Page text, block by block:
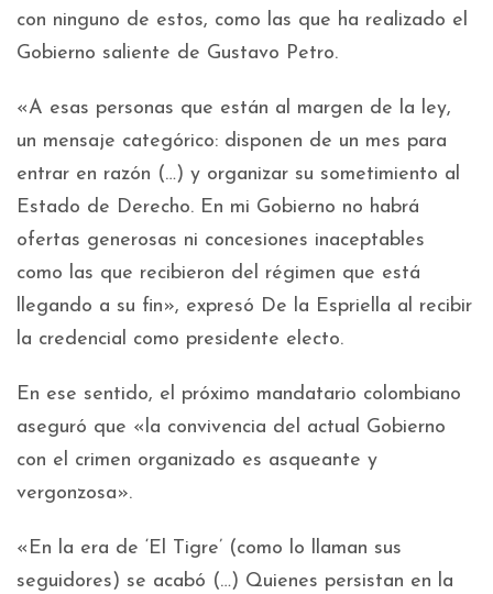
con ninguno de estos, como las que ha realizado el
Gobierno saliente de Gustavo Petro.
«A esas personas que están al margen de la ley,
un mensaje categórico: disponen de un mes para
entrar en razón (…) y organizar su sometimiento al
Estado de Derecho. En mi Gobierno no habrá
ofertas generosas ni concesiones inaceptables
como las que recibieron del régimen que está
llegando a su fin», expresó De la Espriella al recibir
la credencial como presidente electo.
En ese sentido, el próximo mandatario colombiano
aseguró que «la convivencia del actual Gobierno
con el crimen organizado es asqueante y
vergonzosa».
«En la era de ‘El Tigre’ (como lo llaman sus
seguidores) se acabó (…) Quienes persistan en la